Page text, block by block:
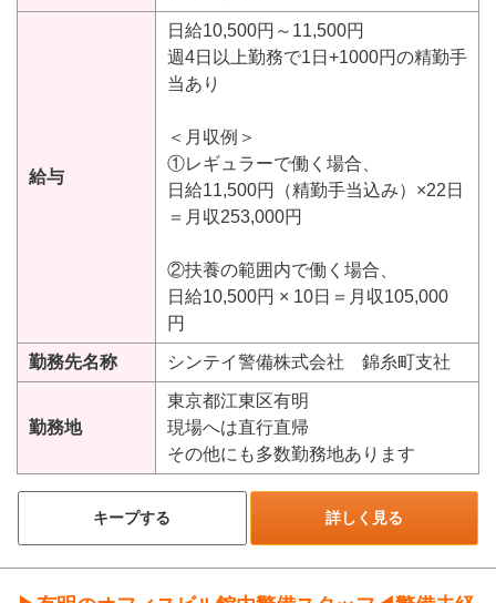
給与
日給10,500円～11,500円
週4日以上勤務で1日+1000円の精勤手
当あり
＜月収例＞
①レギュラーで働く場合、
日給11,500円（精勤手当込み）×22日
＝月収253,000円
②扶養の範囲内で働く場合、
日給10,500円 × 10日＝月収105,000
円
勤務先名称 シンテイ警備株式会社 錦糸町支社
勤務地
東京都江東区有明
現場へは直行直帰
その他にも多数勤務地あります
キープする 詳しく見る